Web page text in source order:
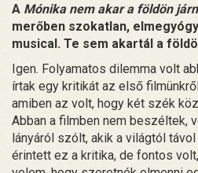
A Mónika nem akar a földön
merőben szokatlan,
musical. Te sem akartál a
Igen. Folyamatos dilemma volt
írtak egy kritikát az első
amiben az volt, hogy két szék
Abban a filmben nem beszéltek,
lányáról szólt, akik a világtól
érintett ez a kritika, de fontos